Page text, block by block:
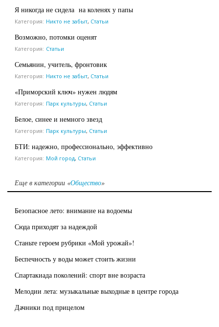
Я никогда не сидела на коленях у папы
Категория: Никто не забыт, Статьи
Возможно, потомки оценят
Категория: Статьи
Семьянин, учитель, фронтовик
Категория: Никто не забыт, Статьи
«Приморский ключ» нужен людям
Категория: Парк культуры, Статьи
Белое, синее и немного звезд
Категория: Парк культуры, Статьи
БТИ: надежно, профессионально, эффективно
Категория: Мой город, Статьи
Еще в категории «Общество»
Безопасное лето: внимание на водоемы
Сюда приходят за надеждой
Станьте героем рубрики «Мой урожай»!
Беспечность у воды может стоить жизни
Спартакиада поколений: спорт вне возраста
Мелодии лета: музыкальные выходные в центре города
Дачники под прицелом